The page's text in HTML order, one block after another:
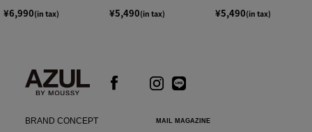
¥6,990(in tax)
¥5,490(in tax)
¥5,490(in tax)
BRAND CONCEPT
MAIL MAGAZINE